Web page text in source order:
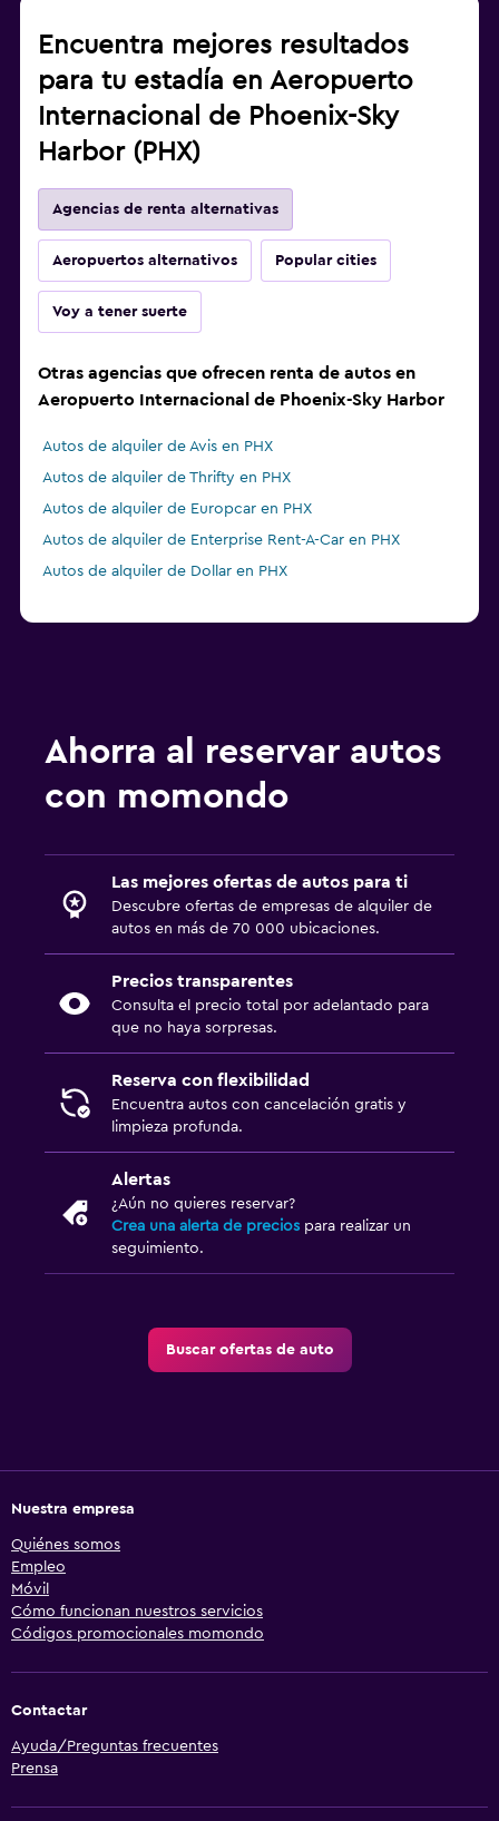
Encuentra mejores resultados
para tu estadía en Aeropuerto
Internacional de Phoenix-Sky
Harbor (PHX)
Agencias de renta alternativas
Aeropuertos alternativos Popular cities
Voy a tener suerte
Otras agencias que ofrecen renta de autos en
Aeropuerto Internacional de Phoenix-Sky Harbor
Autos de alquiler de Avis en PHX
Autos de alquiler de Thrifty en PHX
Autos de alquiler de Europcar en PHX
Autos de alquiler de Enterprise Rent-A-Car en PHX
Autos de alquiler de Dollar en PHX
Ahorra al reservar autos
con momondo
Las mejores ofertas de autos para ti
Descubre ofertas de empresas de alquiler de
autos en más de 70 000 ubicaciones.
Precios transparentes
Consulta el precio total por adelantado para
que no haya sorpresas.
Reserva con flexibilidad
Encuentra autos con cancelación gratis y
limpieza profunda.
Alertas
¿Aún no quieres reservar?
Crea una alerta de precios para realizar un
seguimiento.
Buscar ofertas de auto
Nuestra empresa
Quiénes somos
Empleo
Móvil
Cómo funcionan nuestros servicios
Códigos promocionales momondo
Contactar
Ayuda/Preguntas frecuentes
Prensa